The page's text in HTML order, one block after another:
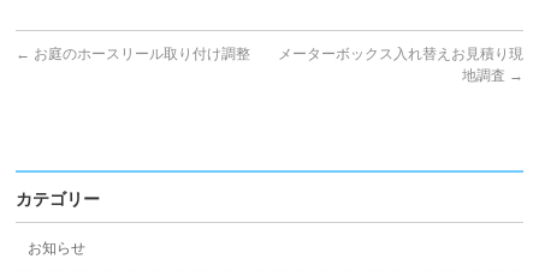
← お庭のホースリール取り付け調整
メーターボックス入れ替えお見積り現
地調査 →
カテゴリー
お知らせ